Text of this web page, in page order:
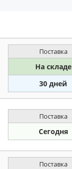
Поставка
На складе
30 дней
Поставка
Сегодня
Поставка